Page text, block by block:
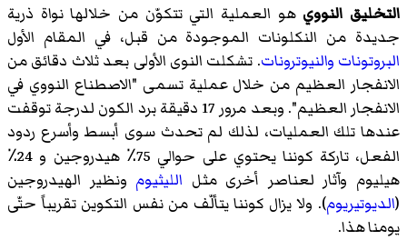
التخليق النووي هو العملية التي تتكوّن من خلالها نواة ذرية
جديدة من النكلونات الموجودة من قبل، في المقام الأول
البروتونات والنيوترونات. تشكلت النوى الأولى بعد ثلاث دقائق من
الانفجار العظيم من خلال عملية تسمى "الاصطناع النووي في
الانفجار العظيم". وبعد مرور 17 دقيقة برد الكون لدرجة توقفت
عندها تلك العمليات، لذلك لم تحدث سوى أبسط وأسرع ردود
الفعل، تاركة كوننا يحتوي على حوالي 75٪ هيدروجين و 24٪
هيليوم وآثار لعناصر أخرى مثل الليثيوم ونظير الهيدروجين
(الديوتيريوم). ولا يزال كوننا يتألّف من نفس التكوين تقريباً حتّى
يومنا هذا.